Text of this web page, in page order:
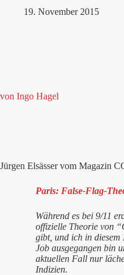
19. November 2015
von Ingo Hagel
Jürgen Elsässer vom Magazin
Paris: False-Flag-
Während es bei 9/11
offizielle Theorie von
gibt, und ich in
Job ausgegangen bin
aktuellen Fall nur
Indizien.